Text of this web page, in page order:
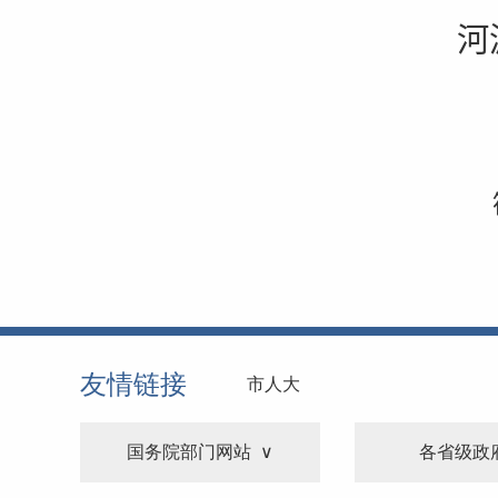
河
友情链接 市人大
国务院部门网站 各省级政